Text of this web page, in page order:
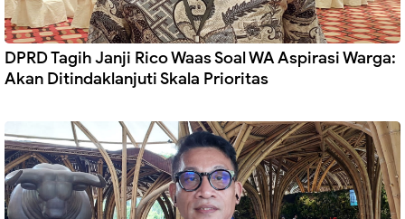
DPRD Tagih Janji Rico Waas Soal WA Aspirasi Warga:
Akan Ditindaklanjuti Skala Prioritas